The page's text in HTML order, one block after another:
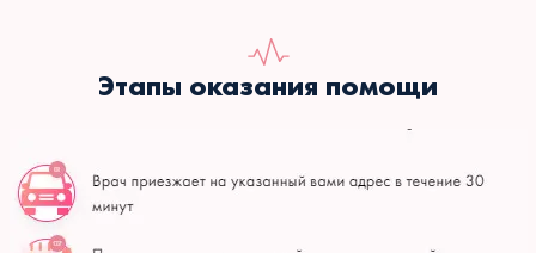
Этапы оказания помощи